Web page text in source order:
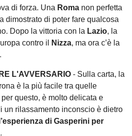
di forza. Una Roma non perfetta
dimostrato di poter fare qualcosa
Dopo la vittoria con la Lazio, la
contro il Nizza, ma ora c’è la
L'AVVERSARIO - Sulla carta, la
è la più facile tra quelle
questo, è molto delicata e
un rilassamento inconscio è dietro
l’esperienza di Gasperini per
.